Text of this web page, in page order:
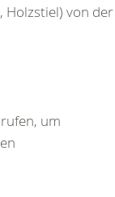
Holzstiel) von der
um